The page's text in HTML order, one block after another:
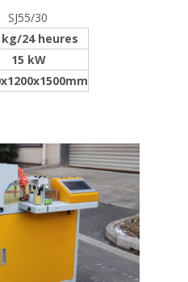
SJ55/30
kg/24 heures
15 kW